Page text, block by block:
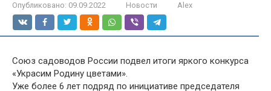
Опубликовано: 09.09.2022 Новости Alex
Союз садоводов России подвел итоги яркого конкурса
«Украсим Родину цветами».
Уже более 6 лет подряд по инициативе председателя